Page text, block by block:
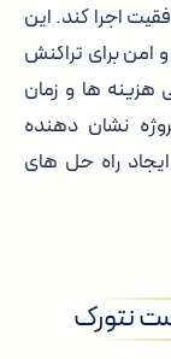
اجرا کند. این
امن برای تراکنش
هزینه ها و زمان
نشان دهنده
راه حل های
نتورک